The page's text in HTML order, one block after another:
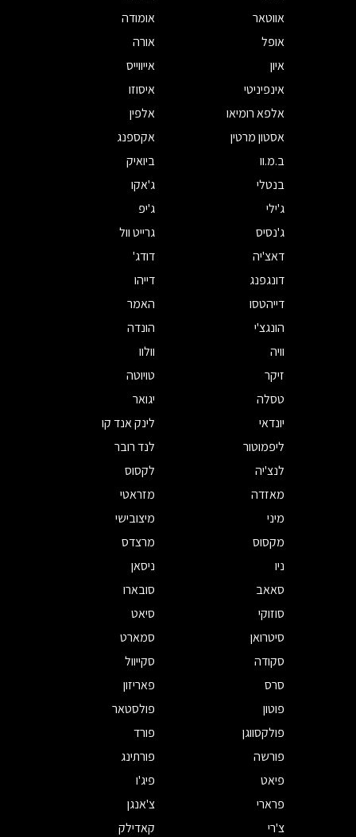
אווטאר
אומודה
אופל
אורה
איון
אייווייס
אינפיניטי
איסוזו
אלפא רומיאו
אלפין
אסטון מרטין
אקספנג
ב.מ.וו
ביואיק
בנטלי
ג'אקו
ג'ילי
ג'יפ
ג'נסיס
גרייט וול
דאצ'יה
דודג'
דונגפנג
דייהו
דייהטסו
האמר
הונגצ'י
הונדה
וויה
וולוו
זיקר
טויוטה
טסלה
יגואר
יונדאי
לינק אנד קו
ליפמוטור
לנד רובר
לנצ'יה
לקסוס
מאזדה
מזראטי
מיני
מיצובישי
מקסוס
מרצדס
ניו
ניסאן
סאאב
סובארו
סוזוקי
סיאט
סיטרואן
סמארט
סקודה
סקייוול
סרס
פאריזון
פוטון
פולסטאר
פולקסווגן
פורד
פורשה
פורתינג
פיאט
פיג'ו
פרארי
צ'אנגן
צ'רי
קאדילק